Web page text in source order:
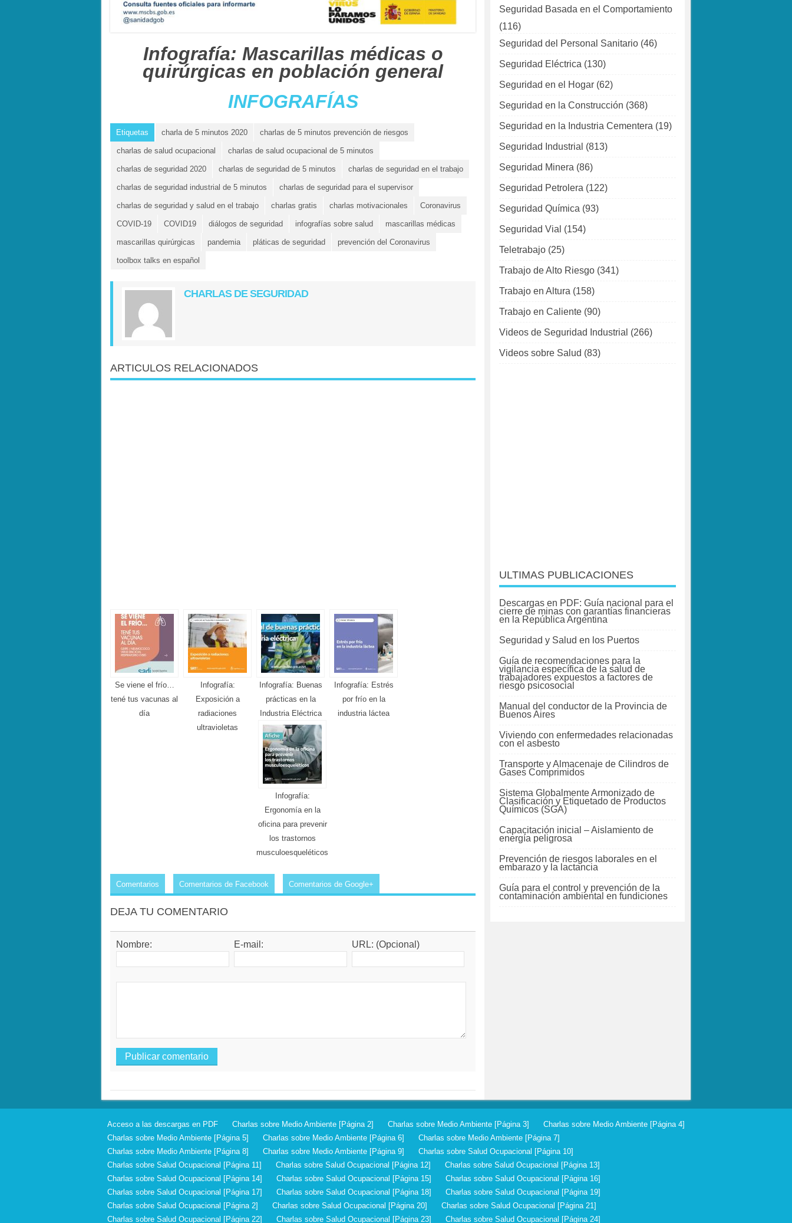
Infografía: Mascarillas médicas o
quirúrgicas en población general
INFOGRAFÍAS
Etiquetas charla de 5 minutos 2020 charlas de 5 minutos prevención de riesgos
charlas de salud ocupacional charlas de salud ocupacional de 5 minutos
charlas de seguridad 2020 charlas de seguridad de 5 minutos charlas de seguridad en el trabajo
charlas de seguridad industrial de 5 minutos charlas de seguridad para el supervisor
charlas de seguridad y salud en el trabajo charlas gratis charlas motivacionales Coronavirus
COVID-19 COVID19 diálogos de seguridad infografías sobre salud mascarillas médicas
mascarillas quirúrgicas pandemia pláticas de seguridad prevención del Coronavirus
toolbox talks en español
CHARLAS DE SEGURIDAD
ARTICULOS RELACIONADOS
Se viene el frío…
tené tus vacunas al
día
Infografía:
Exposición a
radiaciones
ultravioletas
Infografía: Buenas
prácticas en la
Industria Eléctrica
Infografía: Estrés
por frío en la
industria láctea
Infografía:
Ergonomía en la
oficina para prevenir
los trastornos
musculoesqueléticos
Comentarios Comentarios de Facebook Comentarios de Google+
DEJA TU COMENTARIO
Nombre: E-mail: URL: (Opcional)
Seguridad Basada en el Comportamiento
(116)
Seguridad del Personal Sanitario (46)
Seguridad Eléctrica (130)
Seguridad en el Hogar (62)
Seguridad en la Construcción (368)
Seguridad en la Industria Cementera (19)
Seguridad Industrial (813)
Seguridad Minera (86)
Seguridad Petrolera (122)
Seguridad Química (93)
Seguridad Vial (154)
Teletrabajo (25)
Trabajo de Alto Riesgo (341)
Trabajo en Altura (158)
Trabajo en Caliente (90)
Videos de Seguridad Industrial (266)
Videos sobre Salud (83)
ULTIMAS PUBLICACIONES
Descargas en PDF: Guía nacional para el
cierre de minas con garantías financieras
en la República Argentina
Seguridad y Salud en los Puertos
Guía de recomendaciones para la
vigilancia específica de la salud de
trabajadores expuestos a factores de
riesgo psicosocial
Manual del conductor de la Provincia de
Buenos Aires
Viviendo con enfermedades relacionadas
con el asbesto
Transporte y Almacenaje de Cilindros de
Gases Comprimidos
Sistema Globalmente Armonizado de
Clasificación y Etiquetado de Productos
Químicos (SGA)
Capacitación inicial – Aislamiento de
energía peligrosa
Prevención de riesgos laborales en el
embarazo y la lactancia
Guía para el control y prevención de la
contaminación ambiental en fundiciones
Acceso a las descargas en PDF Charlas sobre Medio Ambiente [Página 2] Charlas sobre Medio Ambiente [Página 3]
Charlas sobre Medio Ambiente [Página 4]
Charlas sobre Medio Ambiente [Página 5]
Charlas sobre Medio Ambiente [Página 6]
Charlas sobre Medio Ambiente [Página 7]
Charlas sobre Medio Ambiente [Página 8]
Charlas sobre Medio Ambiente [Página 9]
Charlas sobre Salud Ocupacional [Página 10]
Charlas sobre Salud Ocupacional [Página 11]
Charlas sobre Salud Ocupacional [Página 12]
Charlas sobre Salud Ocupacional [Página 13]
Charlas sobre Salud Ocupacional [Página 14]
Charlas sobre Salud Ocupacional [Página 15]
Charlas sobre Salud Ocupacional [Página 16]
Charlas sobre Salud Ocupacional [Página 17]
Charlas sobre Salud Ocupacional [Página 18]
Charlas sobre Salud Ocupacional [Página 19]
Charlas sobre Salud Ocupacional [Página 2]
Charlas sobre Salud Ocupacional [Página 20]
Charlas sobre Salud Ocupacional [Página 21]
Charlas sobre Salud Ocupacional [Página 22]
Charlas sobre Salud Ocupacional [Página 23] Charlas sobre Salud Ocupacional [Página 24]